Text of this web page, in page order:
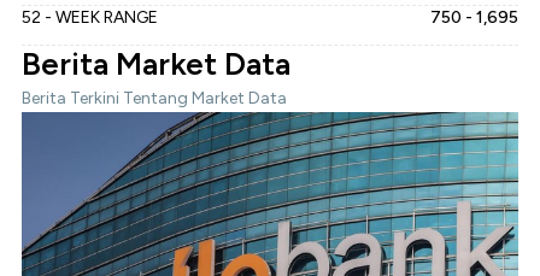
52 - WEEK RANGE
750 - 1,695
Berita Market Data
Berita Terkini Tentang Market Data